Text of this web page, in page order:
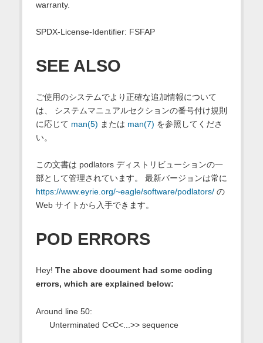
warranty.
SPDX-License-Identifier: FSFAP
SEE ALSO
ご使用のシステムでより正確な追加情報について
は、 システムマニュアルセクションの番号付け規則
に応じて man(5) または man(7) を参照してくださ
い。
この文書は podlators ディストリビューションの一
部として管理されています。 最新バージョンは常に
https://www.eyrie.org/~eagle/software/podlators/の
Web サイトから入手できます。
POD ERRORS
Hey! The above document had some coding
errors, which are explained below:
Around line 50:
Unterminated C<C<...>> sequence